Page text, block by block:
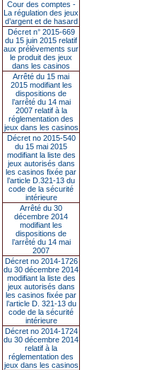
Cour des comptes -
La régulation des jeux
d’argent et de hasard
Décret n° 2015-669
du 15 juin 2015 relatif
aux prélèvements sur
le produit des jeux
dans les casinos
Arrêté du 15 mai
2015 modifiant les
dispositions de
l’arrêté du 14 mai
2007 relatif à la
réglementation des
jeux dans les casinos
Décret no 2015-540
du 15 mai 2015
modifiant la liste des
jeux autorisés dans
les casinos fixée par
l’article D.321-13 du
code de la sécurité
intérieure
Arrêté du 30
décembre 2014
modifiant les
dispositions de
l’arrêté du 14 mai
2007
Décret no 2014-1726
du 30 décembre 2014
modifiant la liste des
jeux autorisés dans
les casinos fixée par
l’article D. 321-13 du
code de la sécurité
intérieure
Décret no 2014-1724
du 30 décembre 2014
relatif à la
réglementation des
jeux dans les casinos